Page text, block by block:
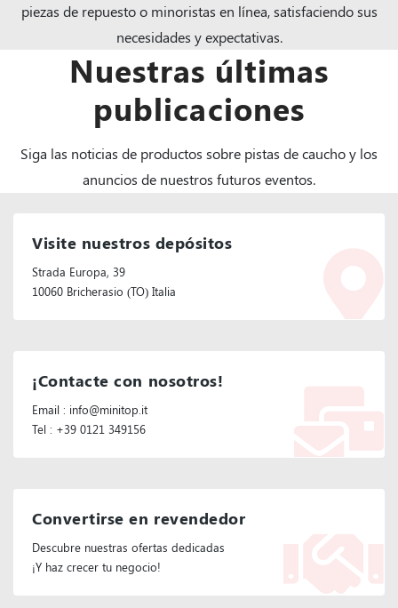
piezas de repuesto o minoristas en línea, satisfaciendo sus
necesidades y expectativas.
Nuestras últimas
publicaciones
Siga las noticias de productos sobre pistas de caucho y los
anuncios de nuestros futuros eventos.
Visite nuestros depósitos
Strada Europa, 39
10060 Bricherasio (TO) Italia
¡Contacte con nosotros!
Email : info@minitop.it
Tel : +39 0121 349156
Convertirse en revendedor
Descubre nuestras ofertas dedicadas
¡Y haz crecer tu negocio!